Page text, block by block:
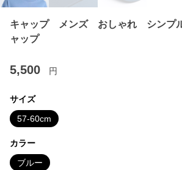
キャップ メンズ おしゃれ シンプ
ャップ
5,500 円
サイズ
57-60cm
カラー
ブルー